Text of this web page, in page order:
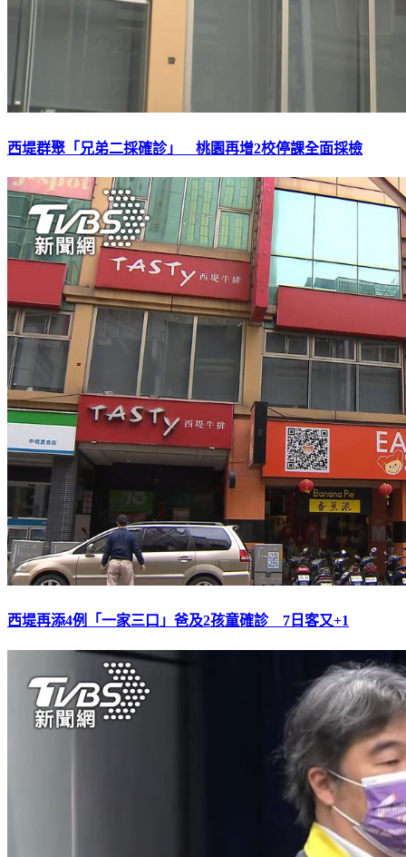
西堤群聚「兄弟二採確診」 桃園再增2校停課全面採檢
西堤再添4例「一家三口」爸及2孩童確診 7日客又+1